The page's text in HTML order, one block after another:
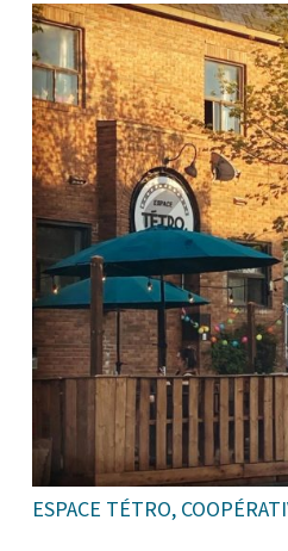
ESPACE TÉTRO,